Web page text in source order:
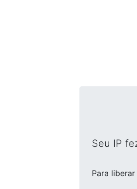
Seu IP
Para